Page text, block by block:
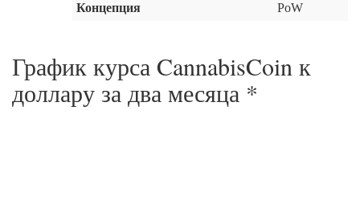
Концепция
PoW
График курса CannabisCoin к
доллару за два месяца *